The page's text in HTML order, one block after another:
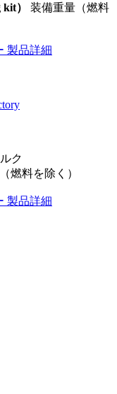
kit） 装備重量（燃料
製品詳細
ク
燃料を除く）
製品詳細